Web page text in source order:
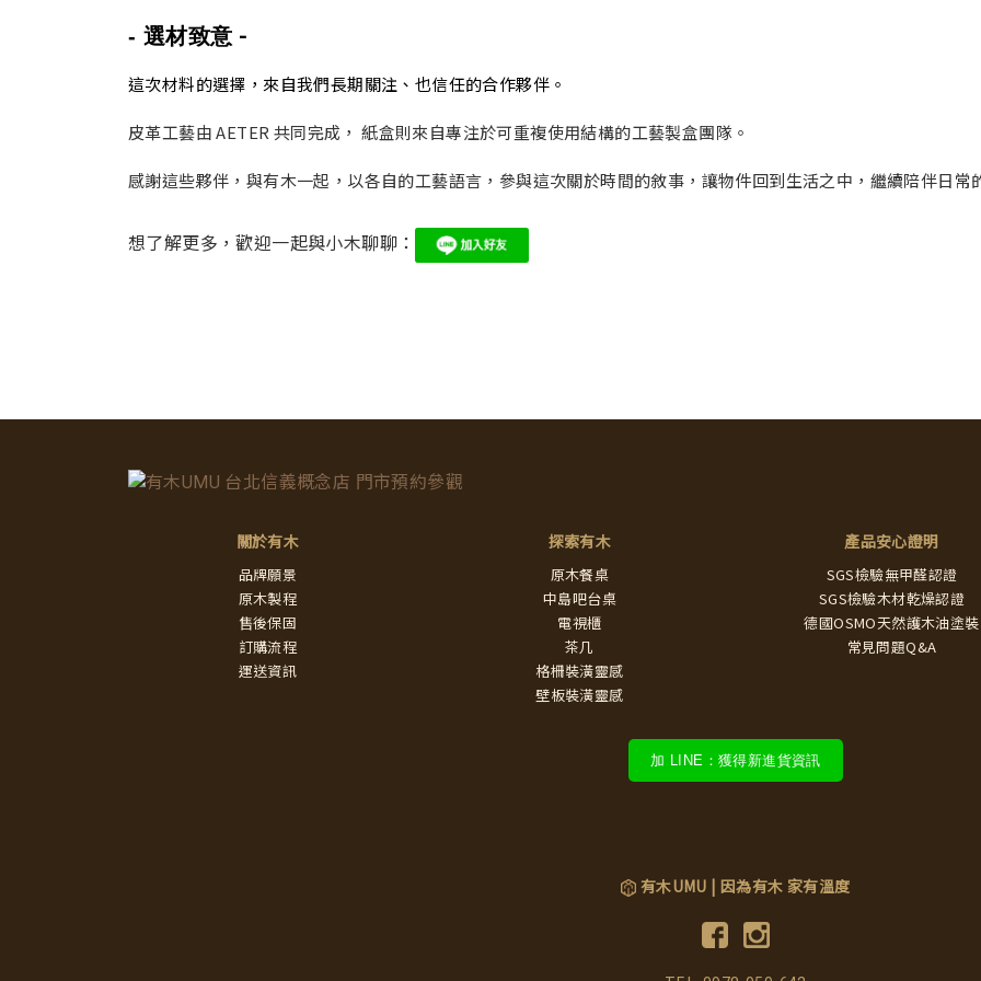
- 選材致意 -
這次材料的選擇，來自我們長期關注、也信任的合作夥伴。
皮革工藝由 AETER 共同完成， 紙盒則來自專注於可重複使用結構的工藝製盒團隊。
感謝這些夥伴，與有木一起，以各自的工藝語言，參與這次關於時間的敘事，讓物件回到生活之中，繼續陪伴日常
想了解更多，歡迎一起與小木聊聊：
關於有木
品牌願景
原木製程
售後保固
訂購流程
運送資訊
探索有木
原木餐桌
中島吧台桌
電視櫃
茶几
格柵裝潢靈感
壁板裝潢靈感
產品安心證明
SGS檢驗無甲醛認證
SGS檢驗木材乾燥認證
德國OSMO天然護木油塗裝
常見問題Q&A
加 LINE：獲得新進貨資訊
有木UMU | 因為有木 家有溫度